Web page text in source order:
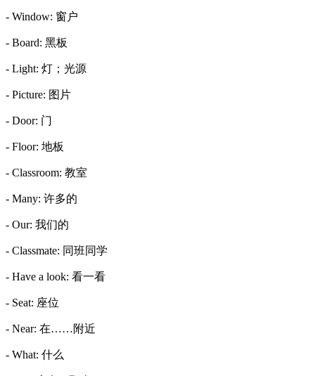
- Window: 窗户
- Board: 黑板
- Light: 灯；光源
- Picture: 图片
- Door: 门
- Floor: 地板
- Classroom: 教室
- Many: 许多的
- Our: 我们的
- Classmate: 同班同学
- Have a look: 看一看
- Seat: 座位
- Near: 在……附近
- What: 什么